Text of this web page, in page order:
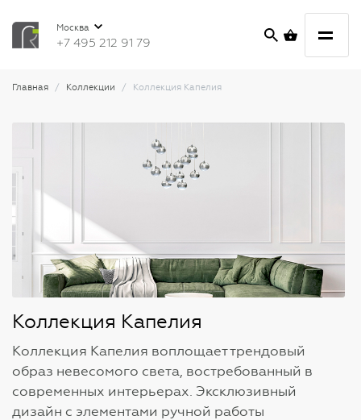
Москва
+7 495 212 91 79
Главная Коллекции Коллекция Капелия
Коллекция Капелия
Коллекция Капелия воплощает трендовый
образ невесомого света, востребованный в
современных интерьерах. Эксклюзивный
дизайн с элементами ручной работы